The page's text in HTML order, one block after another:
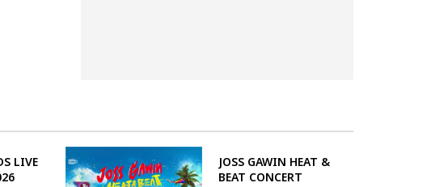
LIVE
JOSS GAWIN HEAT &
BEAT CONCERT